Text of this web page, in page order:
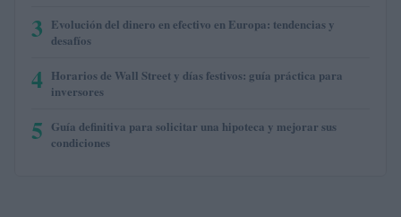
3 Evolución del dinero en efectivo en Europa: tendencias y
desafíos
4 Horarios de Wall Street y días festivos: guía práctica para
inversores
5 Guía definitiva para solicitar una hipoteca y mejorar sus
condiciones